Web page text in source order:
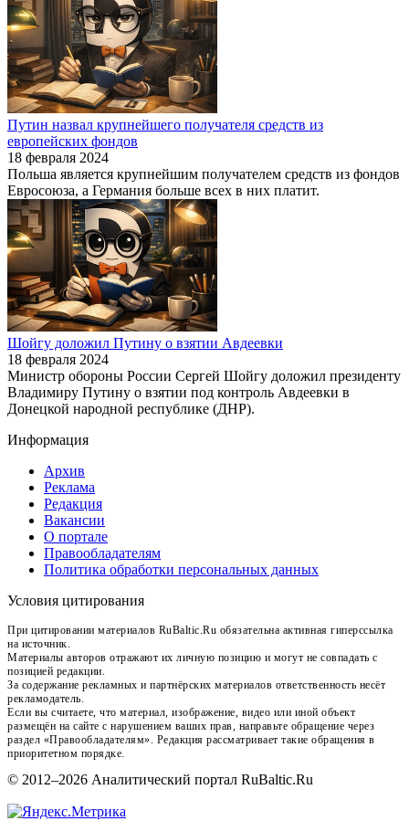
Путин назвал крупнейшего получателя средств из
европейских фондов
18 февраля 2024
Польша является крупнейшим получателем средств из фондов
Евросоюза, а Германия больше всех в них платит.
Шойгу доложил Путину о взятии Авдеевки
18 февраля 2024
Министр обороны России Сергей Шойгу доложил президенту
Владимиру Путину о взятии под контроль Авдеевки в
Донецкой народной республике (ДНР).
Информация
Архив
Реклама
Редакция
Вакансии
О портале
Правообладателям
Политика обработки персональных данных
Условия цитирования
При цитировании материалов RuBaltic.Ru обязательна активная гиперссылка
на источник.
Материалы авторов отражают их личную позицию и могут не совпадать с
позицией редакции.
За содержание рекламных и партнёрских материалов ответственность несёт
рекламодатель.
Если вы считаете, что материал, изображение, видео или иной объект
размещён на сайте с нарушением ваших прав, направьте обращение через
раздел «Правообладателям». Редакция рассматривает такие обращения в
приоритетном порядке.
© 2012–2026 Аналитический портал RuBaltic.Ru